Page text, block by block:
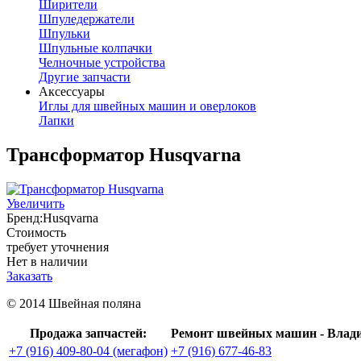
Ширители
Шпуледержатели
Шпульки
Шпульные колпачки
Челночные устройства
Другие запчасти
Аксессуары
Иглы для швейных машин и оверлоков
Лапки
Трансформатор Husqvarna
Увеличить
Бренд:Husqvarna
Стоимость
требует уточнения
Нет в наличии
Заказать
© 2014 Швейная поляна
Продажа запчастей:
Ремонт швейных машин -
+7 (916) 409-80-04 (мегафон) +7 (916) 677-46-83